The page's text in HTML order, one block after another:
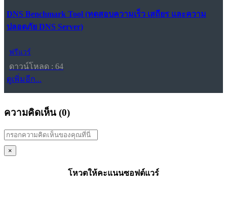
DNS Benchmark Tool (ทดสอบความเร็ว เสถียร และความ
ปลอดภัย DNS Server)
ฟรีแวร์
ดาวน์โหลด : 64
ดูเพิ่มอีก...
ความคิดเห็น (0)
×
โหวตให้คะแนนซอฟต์แวร์